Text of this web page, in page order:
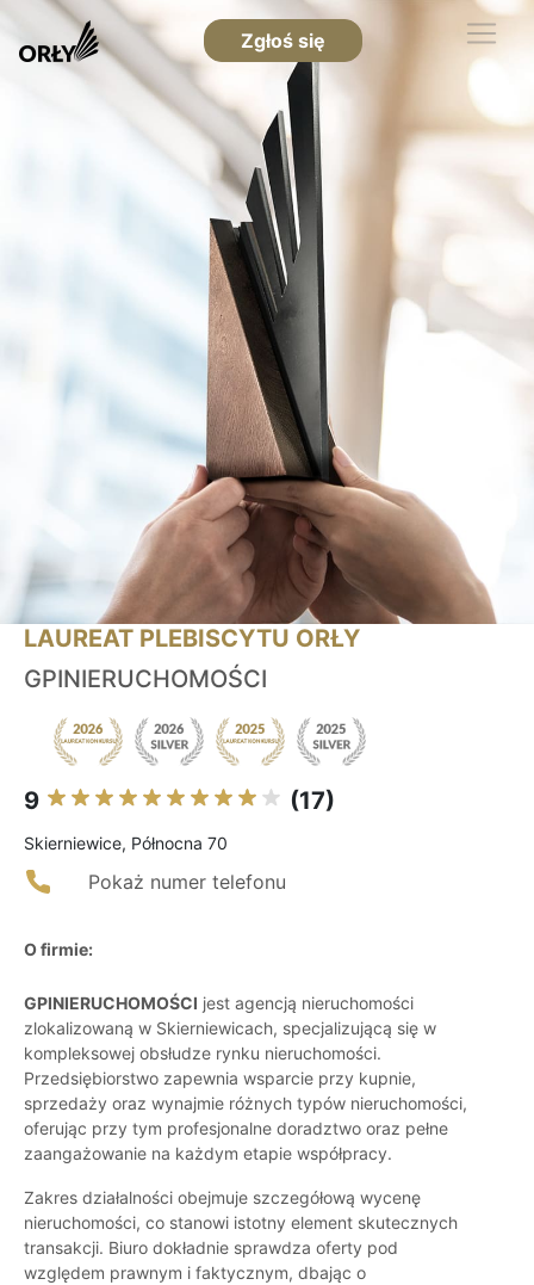
Zgłoś się
LAUREAT PLEBISCYTU ORŁY
GPINIERUCHOMOŚCI
9 (17)
Skierniewice, Północna 70
Pokaż numer telefonu
O firmie:
GPINIERUCHOMOŚCI jest agencją nieruchomości
zlokalizowaną w Skierniewicach, specjalizującą się w
kompleksowej obsłudze rynku nieruchomości.
Przedsiębiorstwo zapewnia wsparcie przy kupnie,
sprzedaży oraz wynajmie różnych typów nieruchomości,
oferując przy tym profesjonalne doradztwo oraz pełne
zaangażowanie na każdym etapie współpracy.
Zakres działalności obejmuje szczegółową wycenę
nieruchomości, co stanowi istotny element skutecznych
transakcji. Biuro dokładnie sprawdza oferty pod
względem prawnym i faktycznym, dbając o